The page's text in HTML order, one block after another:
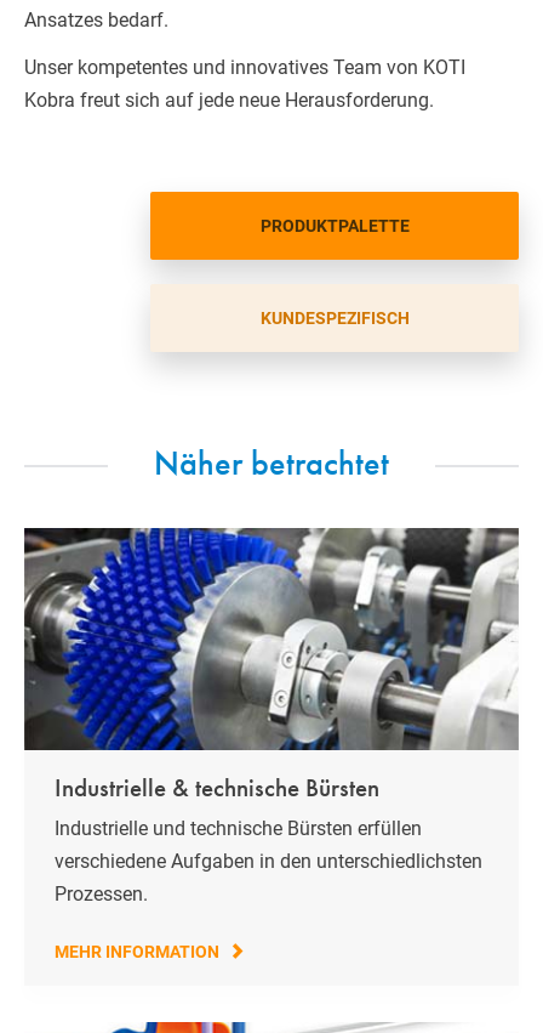
Ansatzes bedarf.
Unser kompetentes und innovatives Team von KOTI
Kobra freut sich auf jede neue Herausforderung.
PRODUKTPALETTE
KUNDESPEZIFISCH
Näher betrachtet
Industrielle & technische Bürsten
Industrielle und technische Bürsten erfüllen
verschiedene Aufgaben in den unterschiedlichsten
Prozessen.
MEHR INFORMATION